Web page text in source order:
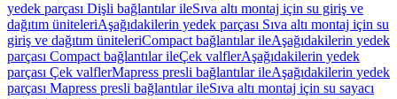
yedek parçası Dişli bağlantılar ileSıva altı montaj için su giriş ve
dağıtım üniteleriAşağıdakilerin yedek parçası Sıva altı montaj için su
giriş ve dağıtım üniteleriCompact bağlantılar ileAşağıdakilerin yedek
parçası Compact bağlantılar ileÇek valflerAşağıdakilerin yedek
parçası Çek valflerMapress presli bağlantılar ileAşağıdakilerin yedek
parçası Mapress presli bağlantılar ileSıva altı montaj için su sayacı